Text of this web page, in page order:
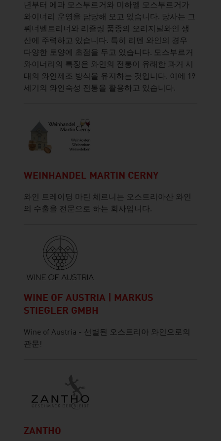
년부터 에파 모스부르거와 미하엘 모스부르거가
와이너리 운영을 담당해 오고 있습니다. 당사는 그
뤼너벨트리너와 리즐링 품종의 오리지널와인 생
산에 주력하고 있습니다. 특히 리덴 와인의 경우
다양한 토양에 초점을 두고 있습니다. 모스부르거
와이너리의 특징은 와인의 전통이 유래한 과거 시
대의 와인제조 방식을 유지하는 것입니다. 이에 19
세기의 와인숙성 전통을 활용하고 있습니다.
WEINHANDEL MARTIN CERNY
와인 트레이딩 마틴 체르니는 오스트리아산 와인
의 수출을 전문으로 하는 회사입니다.
WINE OF AUSTRIA | MARKUS
STIEGLER GMBH
Wine of Austria - 선별된 오스트리아 와인으로의
관문!
ZANTHO